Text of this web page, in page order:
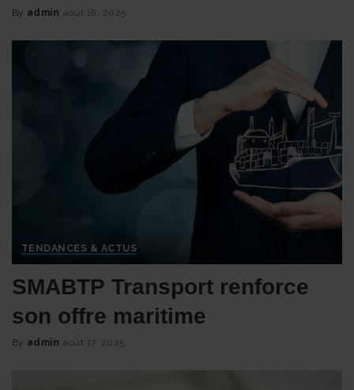
Posted
By admin août 18, 2025
TENDANCES & ACTUS
SMABTP Transport renforce
son offre maritime
Posted
By admin août 17, 2025